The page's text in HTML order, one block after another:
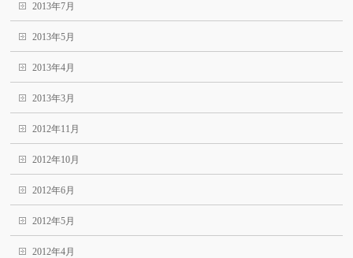
2013年7月
2013年5月
2013年4月
2013年3月
2012年11月
2012年10月
2012年6月
2012年5月
2012年4月